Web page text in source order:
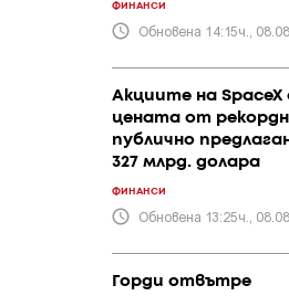
ФИНАНСИ
Обновена 14:15ч.,
Акциите на SpaceX
цената от
публично
327 млрд. долара
ФИНАНСИ
Обновена 13:25ч.,
Горди отвътре